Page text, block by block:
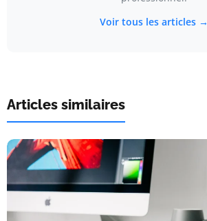
Voir tous les articles →
Articles similaires